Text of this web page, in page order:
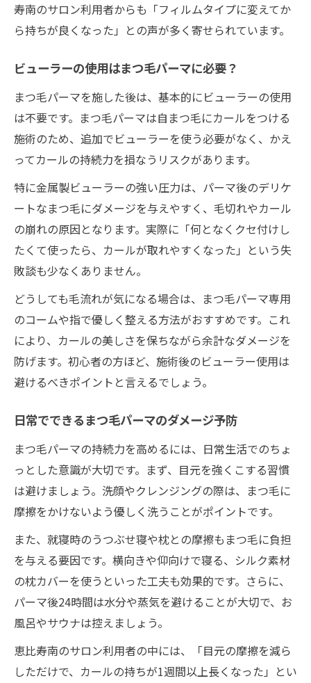
寿南のサロン利用者からも「フィルムタイプに変えてか
ら持ちが良くなった」との声が多く寄せられています。
ビューラーの使用はまつ毛パーマに必要？
まつ毛パーマを施した後は、基本的にビューラーの使用
は不要です。まつ毛パーマは自まつ毛にカールをつける
施術のため、追加でビューラーを使う必要がなく、かえ
ってカールの持続力を損なうリスクがあります。
特に金属製ビューラーの強い圧力は、パーマ後のデリケ
ートなまつ毛にダメージを与えやすく、毛切れやカール
の崩れの原因となります。実際に「何となくクセ付けし
たくて使ったら、カールが取れやすくなった」という失
敗談も少なくありません。
どうしても毛流れが気になる場合は、まつ毛パーマ専用
のコームや指で優しく整える方法がおすすめです。これ
により、カールの美しさを保ちながら余計なダメージを
防げます。初心者の方ほど、施術後のビューラー使用は
避けるべきポイントと言えるでしょう。
日常でできるまつ毛パーマのダメージ予防
まつ毛パーマの持続力を高めるには、日常生活でのちょ
っとした意識が大切です。まず、目元を強くこする習慣
は避けましょう。洗顔やクレンジングの際は、まつ毛に
摩擦をかけないよう優しく洗うことがポイントです。
また、就寝時のうつぶせ寝や枕との摩擦もまつ毛に負担
を与える要因です。横向きや仰向けで寝る、シルク素材
の枕カバーを使うといった工夫も効果的です。さらに、
パーマ後24時間は水分や蒸気を避けることが大切で、お
風呂やサウナは控えましょう。
恵比寿南のサロン利用者の中には、「目元の摩擦を減ら
しただけで、カールの持ちが1週間以上長くなった」とい